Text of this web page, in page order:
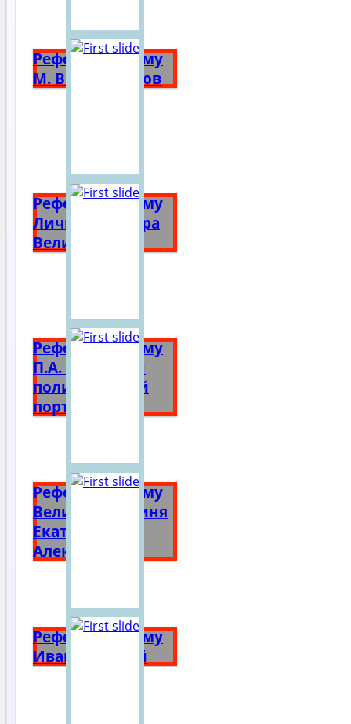
Реферат на тему
М. В. Ломоносов
Реферат на тему
Личность Петра
Великого
Реферат на тему
П.А. Столыпин
политический
портрет
Реферат на тему
Великая княгиня
Екатерина
Алексеевна
Реферат на тему
Иван Грозный